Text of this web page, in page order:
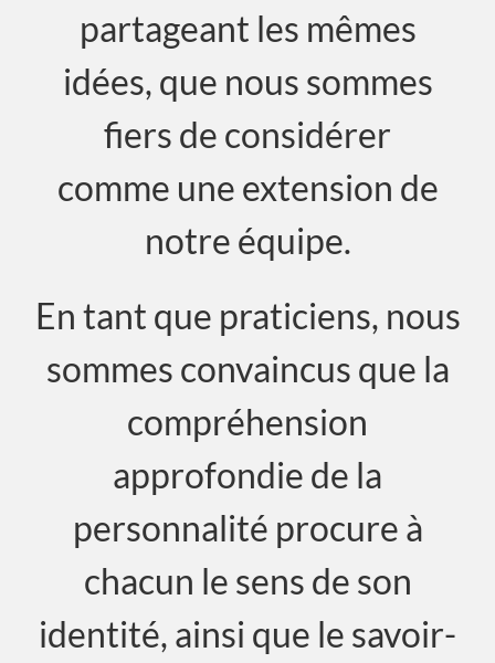
partageant les mêmes
idées, que nous sommes
fiers de considérer
comme une extension de
notre équipe.
En tant que praticiens, nous
sommes convaincus que la
compréhension
approfondie de la
personnalité procure à
chacun le sens de son
identité, ainsi que le savoir-